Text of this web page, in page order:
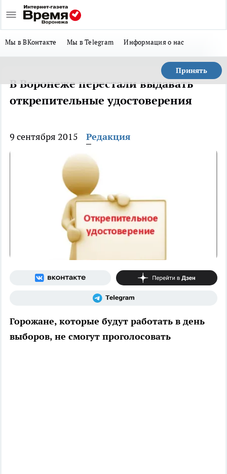
Мы в ВКонтакте Мы в Telegram Информация о нас
Принять
В Воронеже перестали выдавать
открепительные удостоверения
9 сентября 2015 Редакция
Горожане, которые будут работать в день
выборов, не смогут проголосовать